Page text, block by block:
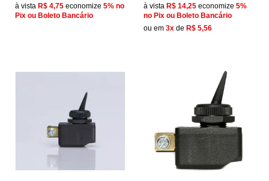
à vista R$ 4,75 economize 5% no
Pix ou Boleto Bancário
à vista R$ 14,25 economize 5%
no Pix ou Boleto Bancário
ou em 3x de R$ 5,56